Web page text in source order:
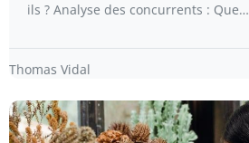
ils ? Analyse des concurrents : Que…
Thomas Vidal